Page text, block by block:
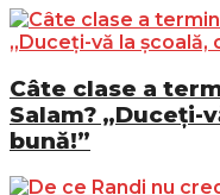
Câte clase a
Salam? „Duceți-
bună!”